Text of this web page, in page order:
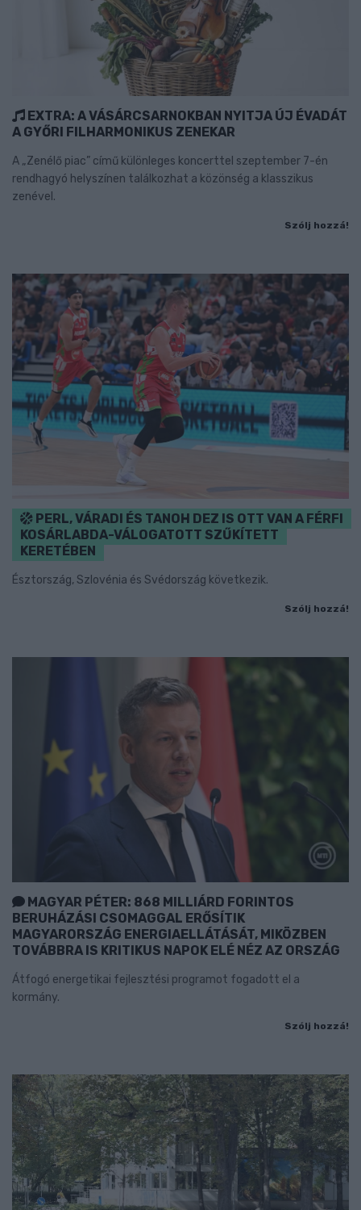
EXTRA: A VÁSÁRCSARNOKBAN NYITJA ÚJ ÉVADÁT
A GYŐRI FILHARMONIKUS ZENEKAR
A „Zenélő piac” című különleges koncerttel szeptember 7-én
rendhagyó helyszínen találkozhat a közönség a klasszikus
zenével.
Szólj hozzá!
PERL, VÁRADI ÉS TANOH DEZ IS OTT VAN A FÉRFI
KOSÁRLABDA-VÁLOGATOTT SZŰKÍTETT
KERETÉBEN
Észtország, Szlovénia és Svédország következik.
Szólj hozzá!
MAGYAR PÉTER: 868 MILLIÁRD FORINTOS
BERUHÁZÁSI CSOMAGGAL ERŐSÍTIK
MAGYARORSZÁG ENERGIAELLÁTÁSÁT, MIKÖZBEN
TOVÁBBRA IS KRITIKUS NAPOK ELÉ NÉZ AZ ORSZÁG
Átfogó energetikai fejlesztési programot fogadott el a
kormány.
Szólj hozzá!